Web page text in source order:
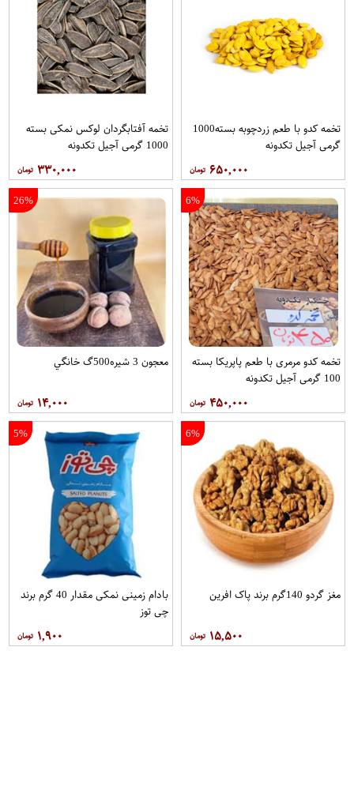
تخمه کدو با طعم زردچوبه بسته1000
گرمی آجیل تکدونه
۶۵۰,۰۰۰
تخمه آفتابگردان لوکس نمکی بسته
1000 گرمی آجیل تکدونه
۳۳۰,۰۰۰
6%
تخمه کدو مرمری با طعم پاپریکا بسته
100 گرمی آجیل تکدونه
۴۵۰,۰۰۰
26%
معجون 3 شيره500گ خانگي
۱۴,۰۰۰
6%
مغز گردو 140گرم برند پاک افرین
۱۵,۵۰۰
5%
بادام زمینی نمکی مقدار 40 گرم برند
چی توز
۱,۹۰۰